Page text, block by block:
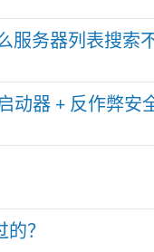
务器列表搜索
动器 + 反作弊安
？